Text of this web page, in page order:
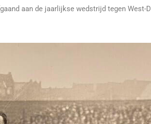
aan de jaarlijkse wedstrijd tegen West-